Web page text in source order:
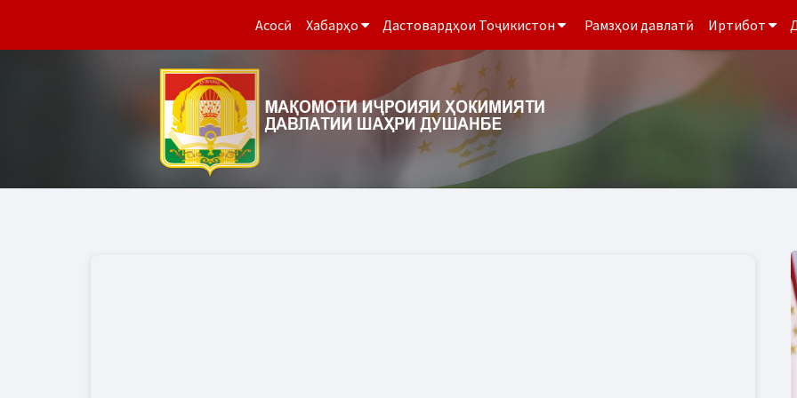
Асосӣ Хабарҳо Дастовардҳои Тоҷикистон Рамзҳои давлатӣ Иртибот